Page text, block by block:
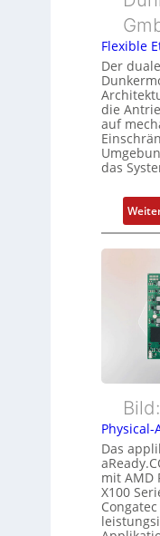
Flexible
Der
die
auf
das
Physical-
Das
mit AMD
X100